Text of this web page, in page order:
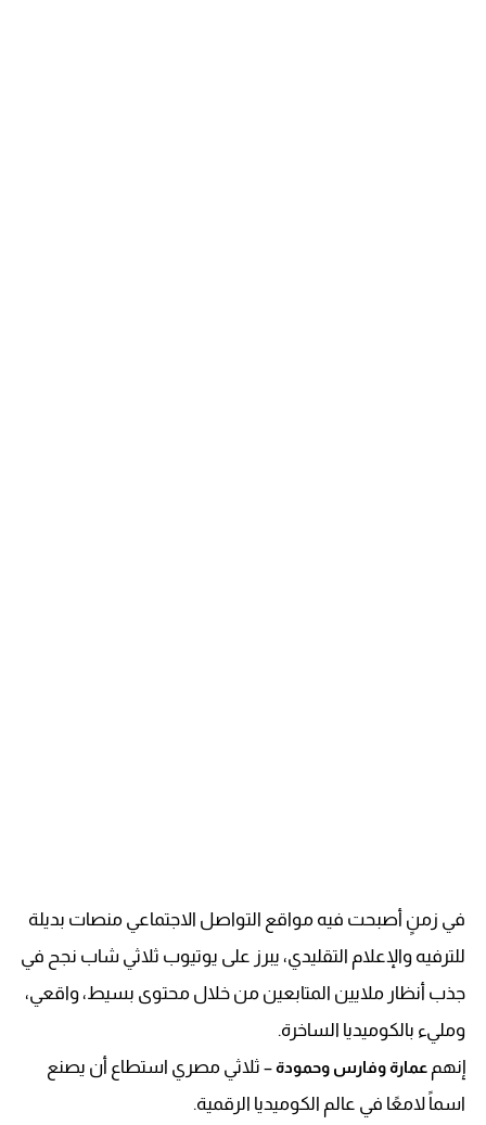
في زمنٍ أصبحت فيه مواقع التواصل الاجتماعي منصات بديلة
للترفيه والإعلام التقليدي، يبرز على يوتيوب ثلاثي شاب نجح في
جذب أنظار ملايين المتابعين من خلال محتوى بسيط، واقعي،
ومليء بالكوميديا الساخرة.
إنهم عمارة وفارس وحمودة– ثلاثي مصري استطاع أن يصنع
اسماً لامعًا في عالم الكوميديا الرقمية.